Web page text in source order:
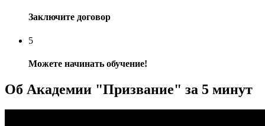
Заключите договор
5
Можете начинать обучение!
Об Академии "Призвание" за 5 минут